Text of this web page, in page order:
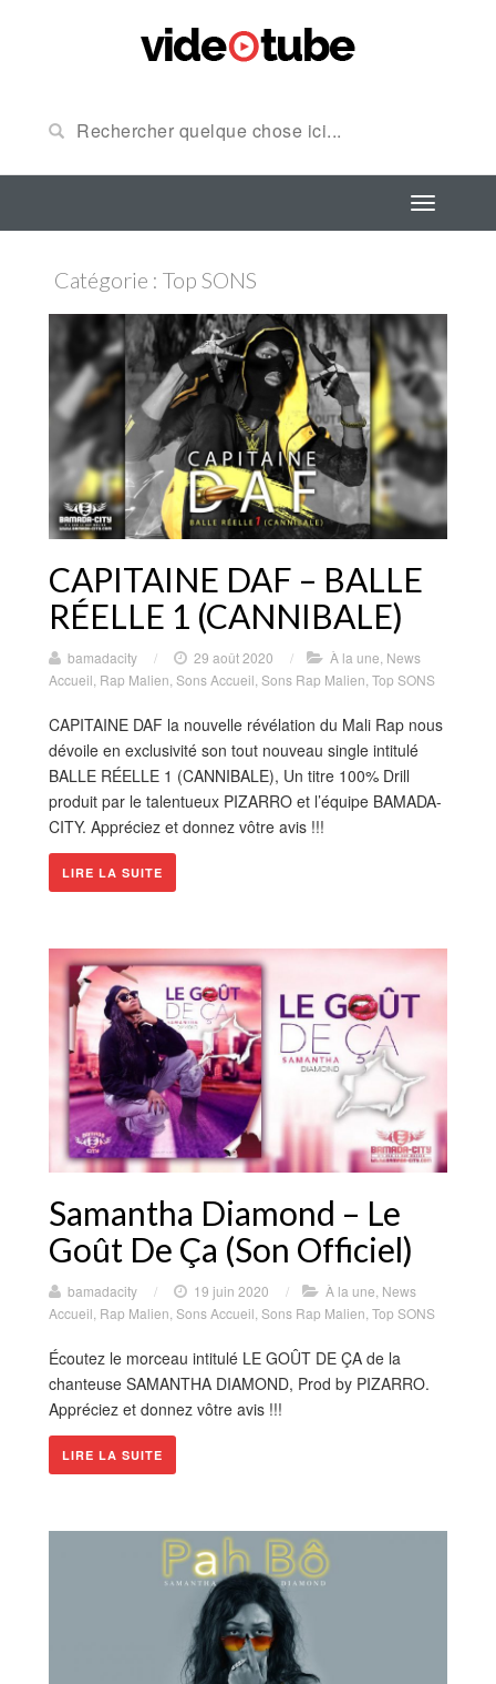
Catégorie : Top SONS
CAPITAINE DAF – BALLE
RÉELLE 1 (CANNIBALE)
bamadacity / 29 août 2020 / À la une News
Accueil Rap Malien Sons Accueil Sons Rap Malien Top SONS
CAPITAINE DAF la nouvelle révélation du Mali Rap nous
dévoile en exclusivité son tout nouveau single intitulé
BALLE RÉELLE 1 (CANNIBALE), Un titre 100% Drill
produit par le talentueux PIZARRO et l’équipe BAMADA-
CITY. Appréciez et donnez vôtre avis !!!
LIRE LA SUITE
Samantha Diamond – Le
Goût De Ça (Son Officiel)
bamadacity / 19 juin 2020 / À la une News
Accueil Rap Malien Sons Accueil Sons Rap Malien Top SONS
Écoutez le morceau intitulé LE GOÛT DE ÇA de la
chanteuse SAMANTHA DIAMOND, Prod by PIZARRO.
Appréciez et donnez vôtre avis !!!
LIRE LA SUITE